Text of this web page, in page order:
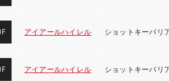
アイアールハイレル ショットキーバリ
アイアールハイレル ショットキーバリ